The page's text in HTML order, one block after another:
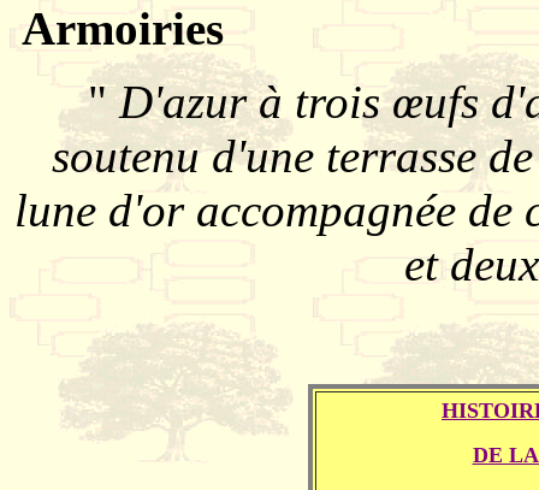
Armoiries
" D'azur à trois œufs
soutenu d'une terrasse
lune d'or accompagnée
et
DE